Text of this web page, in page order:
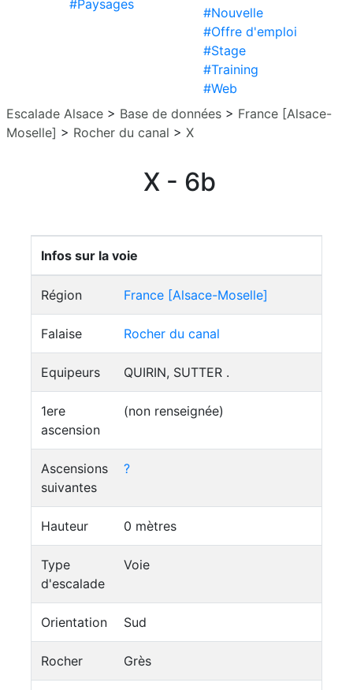
#Paysages
#Nouvelle
#Offre d'emploi
#Stage
#Training
#Web
Escalade Alsace > Base de données > France [Alsace-
Moselle] > Rocher du canal > X
X - 6b
Infos sur la voie
Région France [Alsace-Moselle]
Falaise Rocher du canal
Equipeurs QUIRIN, SUTTER .
1ere
ascension
(non renseignée)
Ascensions
suivantes
?
Hauteur 0 mètres
Type
d'escalade
Voie
Orientation Sud
Rocher Grès